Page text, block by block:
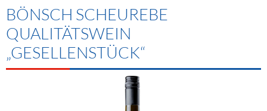
Neuigkeiten
Termine
Spirituosen
Bier
Alkoholfreie Getränke
Fremddienstleistungen
BÖNSCH SCHEUREBE
QUALITÄTSWEIN
„GESELLENSTÜCK“